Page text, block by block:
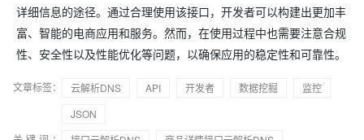
详细信息的途径。通过合理使用该接口，开发者可以构建出更加丰
富、智能的电商应用和服务。然而，在使用过程中也需要注意合规
性、安全性以及性能优化等问题，以确保应用的稳定性和可靠性。
文章标签： 云解析DNS API 开发者 数据挖掘
监控
JSON